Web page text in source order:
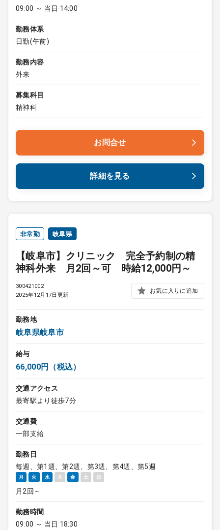
09:00 ～ 当日 14:00
勤務体系
日勤(午前)
勤務内容
外来
募集科目
精神科
お問合せ
詳細を見る
非常勤 岐阜県
【岐阜市】クリニック 完全予約制の精
神科外来 月2回～可 時給12,000円～
300421002
2025年12月17日更新
お気に入りに追加
勤務地
岐阜県岐阜市
給与
66,000円（税込）
交通アクセス
最寄駅より徒歩7分
交通費
一部支給
勤務日
毎週、第1週、第2週、第3週、第4週、第5週
月 火 水 木 金 土 日
月2回～
勤務時間
09:00 ～ 当日 18:30